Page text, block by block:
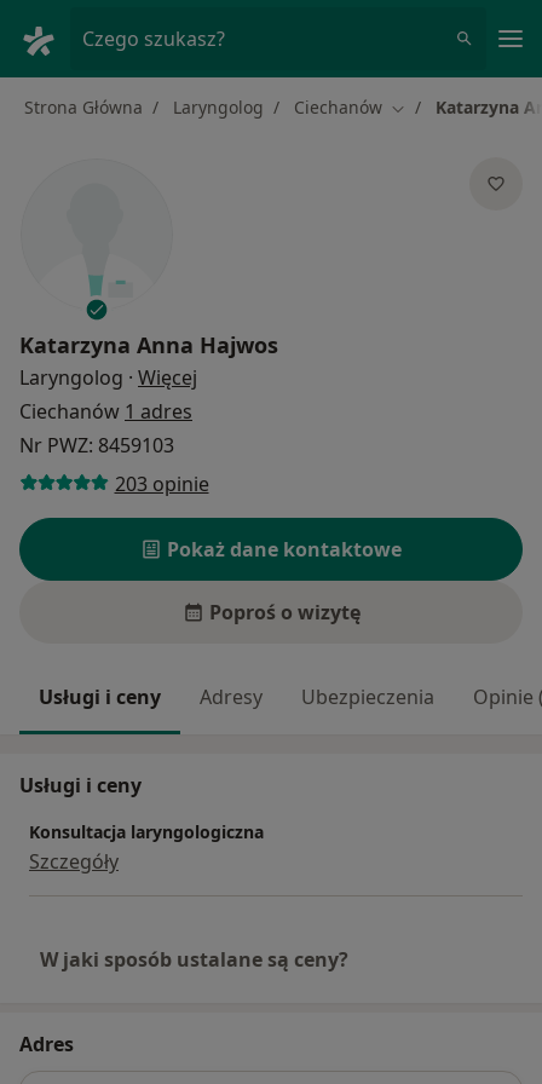
Czego szukasz?
Strona Główna Laryngolog Ciechanów Zmień miasto
Katarzyna
Katarzyna Anna Hajwos
Laryngolog · Więcej
Ciechanów 1 adres
Nr PWZ: 8459103
203 opinie
Pokaż dane kontaktowe
Poproś o wizytę
Usługi i ceny Adresy Ubezpieczenia Opinie
Usługi i ceny
Konsultacja laryngologiczna
Szczegóły
W jaki sposób ustalane są ceny?
Adres